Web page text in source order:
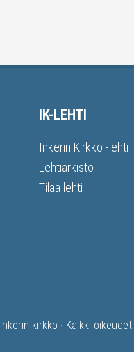
IK-LEHTI
Inkerin Kirkko -lehti
Lehtiarkisto
Tilaa lehti
Inkerin kirkko · Kaikki